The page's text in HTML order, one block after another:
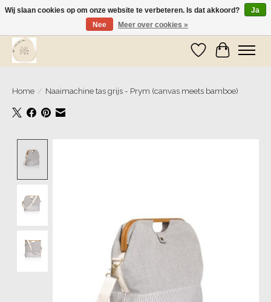
Wij zijn op vakantie! Vanaf zaterdag 9 mei worden er weer pakketjes verzonden
Verlanglijst
Home / Naaimachine tas grijs - Prym (canvas meets bamboe)
Wij slaan cookies op om onze website te verbeteren. Is dat akkoord?
Ja
Nee
Meer over cookies »